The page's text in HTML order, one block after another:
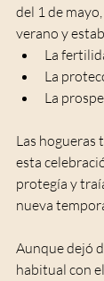
del 1 de
verano y
La
La
La
Las hogueras
esta
protegía y
nueva
Aunque dejó
habitual con